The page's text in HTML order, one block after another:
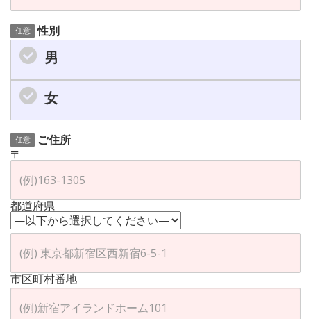
任意 性別
男
女
任意
ご住所
〒
都道府県
市区町村番地